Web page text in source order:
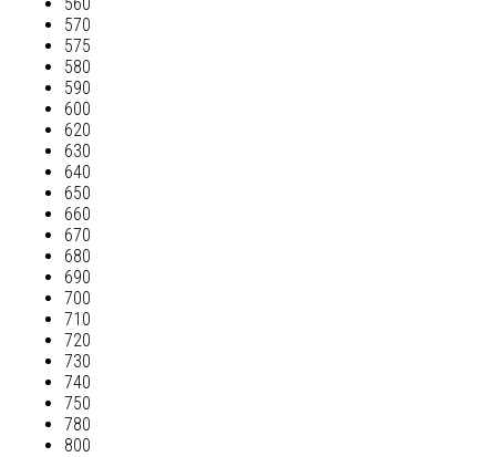
560
570
575
580
590
600
620
630
640
650
660
670
680
690
700
710
720
730
740
750
780
800